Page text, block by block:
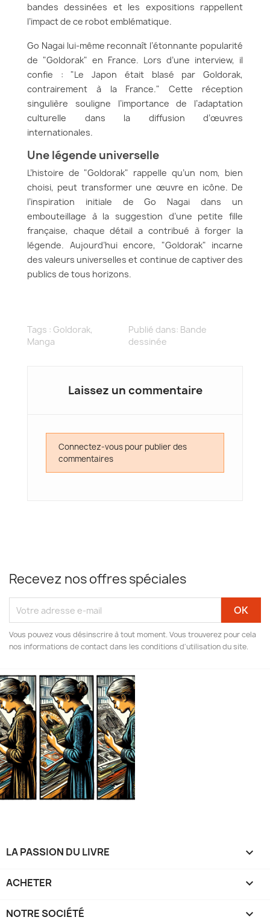
bandes dessinées et les expositions rappellent
l’impact de ce robot emblématique.
Go Nagai lui-même reconnaît l’étonnante popularité
de "Goldorak" en France. Lors d’une interview, il
confie : "Le Japon était blasé par Goldorak,
contrairement à la France." Cette réception
singulière souligne l’importance de l’adaptation
culturelle dans la diffusion d’œuvres
internationales.
Une légende universelle
L’histoire de "Goldorak" rappelle qu’un nom, bien
choisi, peut transformer une œuvre en icône. De
l’inspiration initiale de Go Nagai dans un
embouteillage à la suggestion d’une petite fille
française, chaque détail a contribué à forger la
légende. Aujourd’hui encore, "Goldorak" incarne
des valeurs universelles et continue de captiver des
publics de tous horizons.
Tags : Goldorak,
Manga
Publié dans: Bande
dessinée
Laissez un commentaire
Connectez-vous pour publier des
commentaires
Recevez nos offres spéciales
Vous pouvez vous désinscrire à tout moment. Vous trouverez pour cela
nos informations de contact dans les conditions d'utilisation du site.
LA PASSION DU LIVRE 
ACHETER 
NOTRE SOCIÉTÉ 